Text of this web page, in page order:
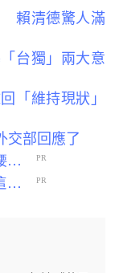
賴清德驚人滿
台獨」兩大意
「維持現狀」
交部回應了